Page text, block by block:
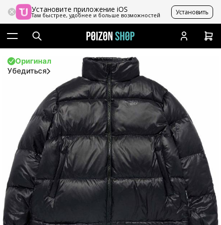
Установите приложение iOS
Там быстрее, удобнее и больше возможностей Установить
Оригинал
Убедиться